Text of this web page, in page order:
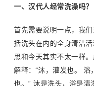
一、汉代人经常洗澡吗？
首先需要说明一点，我
括洗头在内的全身清洁
思和今天其实不太一样
解释：“沐，灌发也。
也。” 沐是洗头，浴是